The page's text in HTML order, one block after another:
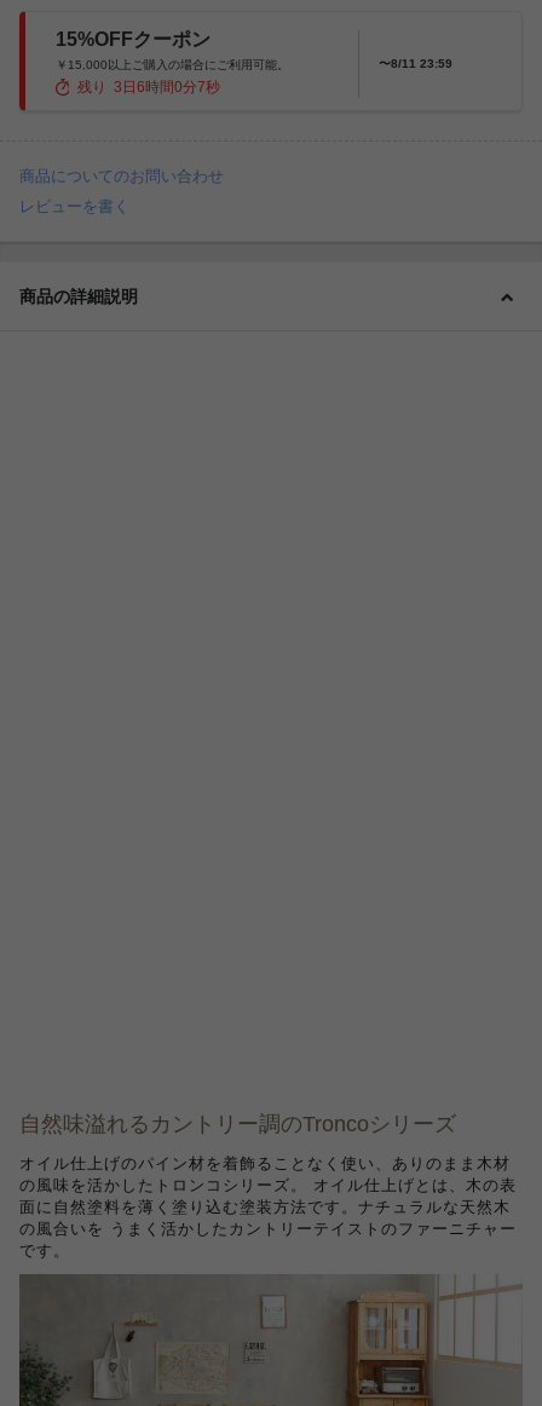
15%OFFクーポン
￥15,000以上ご購入の場合にご利用可能。
残り 3 日6 時間0分6秒
〜8/11 23:59
商品についてのお問い合わせ
レビューを書く
商品の詳細説明
自然味溢れるカントリー調のTroncoシリーズ
オイル仕上げのパイン材を着飾ることなく使い、ありのまま木材
の風味を活かしたトロンコシリーズ。 オイル仕上げとは、木の表
面に自然塗料を薄く塗り込む塗装方法です。ナチュラルな天然木
の風合いを うまく活かしたカントリーテイストのファーニチャー
です。